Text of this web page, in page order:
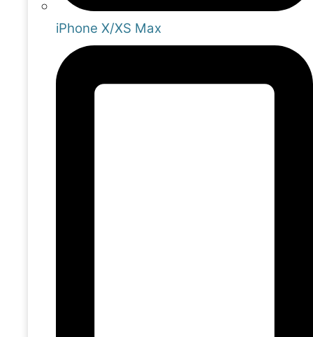
iPhone X/XS Max